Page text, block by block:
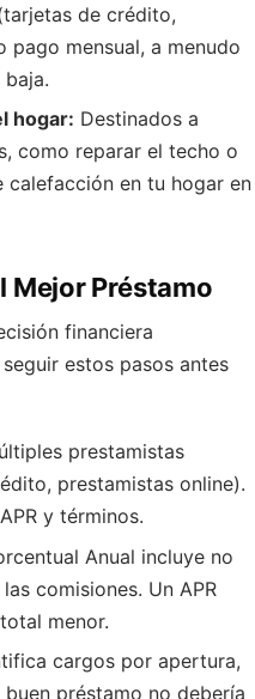
de crédito,
pago mensual, a menudo
hogar: Destinados a
como reparar el techo o
calefacción en tu hogar en
Mejor Préstamo
financiera
estos pasos antes
prestamistas
prestamistas online).
y términos.
Anual incluye no
comisiones. Un APR
menor.
cargos por apertura,
préstamo no debería